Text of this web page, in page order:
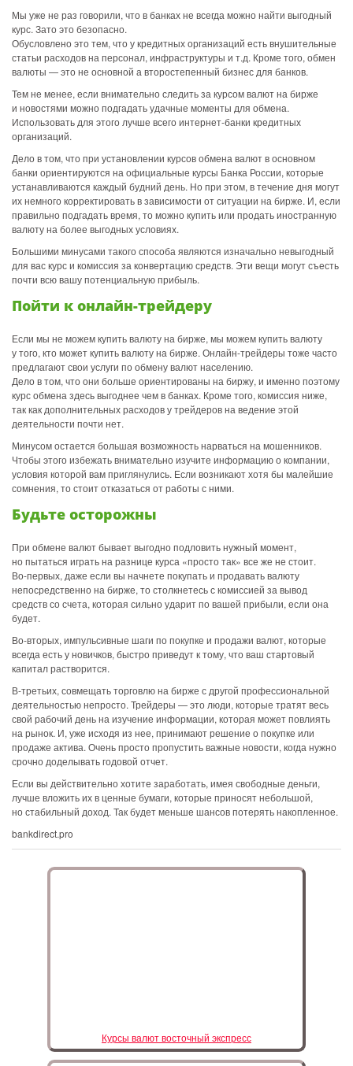
Мы уже не раз говорили, что в банках не всегда можно найти выгодный
курс. Зато это безопасно.
Обусловлено это тем, что у кредитных организаций есть внушительные
статьи расходов на персонал, инфраструктуры и т.д. Кроме того, обмен
валюты — это не основной а второстепенный бизнес для банков.
Тем не менее, если внимательно следить за курсом валют на бирже
и новостями можно подгадать удачные моменты для обмена.
Использовать для этого лучше всего интернет-банки кредитных
организаций.
Дело в том, что при установлении курсов обмена валют в основном
банки ориентируются на официальные курсы Банка России, которые
устанавливаются каждый будний день. Но при этом, в течение дня могут
их немного корректировать в зависимости от ситуации на бирже. И, если
правильно подгадать время, то можно купить или продать иностранную
валюту на более выгодных условиях.
Большими минусами такого способа являются изначально невыгодный
для вас курс и комиссия за конвертацию средств. Эти вещи могут съесть
почти всю вашу потенциальную прибыль.
Пойти к онлайн-трейдеру
Если мы не можем купить валюту на бирже, мы можем купить валюту
у того, кто может купить валюту на бирже. Онлайн-трейдеры тоже часто
предлагают свои услуги по обмену валют населению.
Дело в том, что они больше ориентированы на биржу, и именно поэтому
курс обмена здесь выгоднее чем в банках. Кроме того, комиссия ниже,
так как дополнительных расходов у трейдеров на ведение этой
деятельности почти нет.
Минусом остается большая возможность нарваться на мошенников.
Чтобы этого избежать внимательно изучите информацию о компании,
условия которой вам приглянулись. Если возникают хотя бы малейшие
сомнения, то стоит отказаться от работы с ними.
Будьте осторожны
При обмене валют бывает выгодно подловить нужный момент,
но пытаться играть на разнице курса «просто так» все же не стоит.
Во-первых, даже если вы начнете покупать и продавать валюту
непосредственно на бирже, то столкнетесь с комиссией за вывод
средств со счета, которая сильно ударит по вашей прибыли, если она
будет.
Во-вторых, импульсивные шаги по покупке и продажи валют, которые
всегда есть у новичков, быстро приведут к тому, что ваш стартовый
капитал растворится.
В-третьих, совмещать торговлю на бирже с другой профессиональной
деятельностью непросто. Трейдеры — это люди, которые тратят весь
свой рабочий день на изучение информации, которая может повлиять
на рынок. И, уже исходя из нее, принимают решение о покупке или
продаже актива. Очень просто пропустить важные новости, когда нужно
срочно доделывать годовой отчет.
Если вы действительно хотите заработать, имея свободные деньги,
лучше вложить их в ценные бумаги, которые приносят небольшой,
но стабильный доход. Так будет меньше шансов потерять накопленное.
bankdirect.pro
Курсы валют восточный экспресс